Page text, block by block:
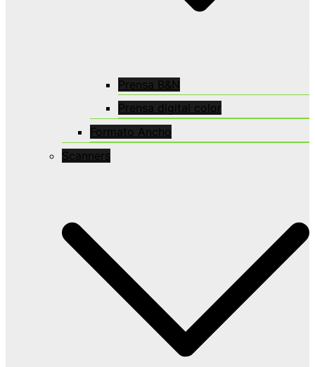
Prensa B&N
Prensa digital color
Formato Ancho
Scanners